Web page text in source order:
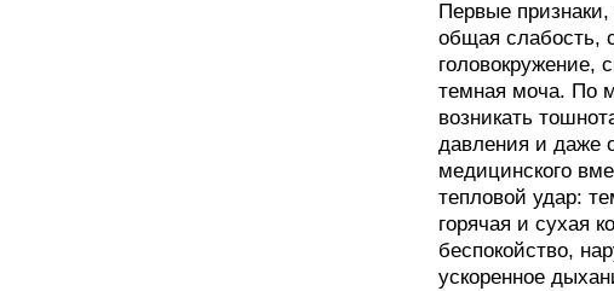
Первые
общая слабость,
головокружение,
темная моча. По
возникать
давления и даже
медицинского
тепловой удар:
горячая и сухая
беспокойство,
ускоренное